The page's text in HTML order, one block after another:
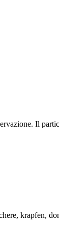
Il
krapfen,